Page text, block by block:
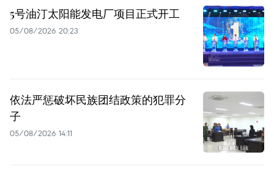
5号油汀太阳能发电厂项目正式开工
05/08/2026 20:23
依法严惩破坏民族团结政策的犯罪分
子
05/08/2026 14:11